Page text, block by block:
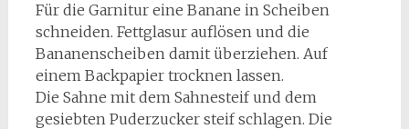
Für die Garnitur eine Banane in Scheiben
schneiden. Fettglasur auflösen und die
Bananenscheiben damit überziehen. Auf
einem Backpapier trocknen lassen.
Die Sahne mit dem Sahnesteif und dem
gesiebten Puderzucker steif schlagen. Die